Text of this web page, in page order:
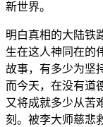
新世界。
明白真相的大陆铁
生在这人神同在的
故事，有多少为坚
而今天，在没有道
又将成就多少从苦
刻。被李大师慈悲